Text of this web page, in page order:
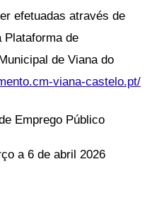
efetuadas através de
Plataforma de
de Viana do
viana-castelo.pt/
Emprego Público
a 6 de abril 2026